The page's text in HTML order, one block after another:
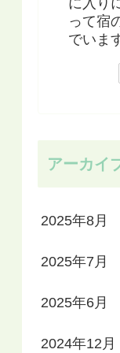
に入り
って宿
でいま
アーカイ
2025年8月
2025年7月
2025年6月
2024年12月